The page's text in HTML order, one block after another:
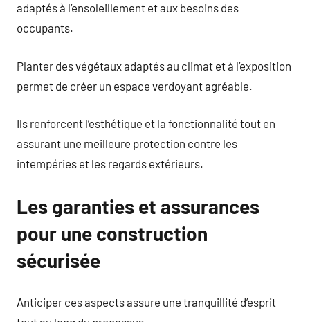
adaptés à l’ensoleillement et aux besoins des
occupants.
Planter des végétaux adaptés au climat et à l’exposition
permet de créer un espace verdoyant agréable.
Ils renforcent l’esthétique et la fonctionnalité tout en
assurant une meilleure protection contre les
intempéries et les regards extérieurs.
Les garanties et assurances
pour une construction
sécurisée
Anticiper ces aspects assure une tranquillité d’esprit